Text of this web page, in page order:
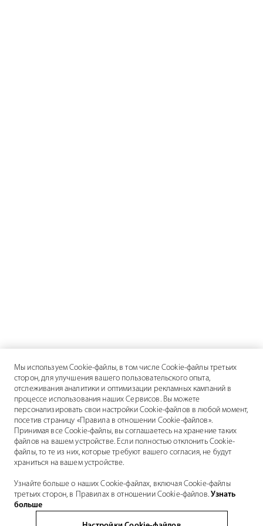
Мы используем Cookie-файлы, в том числе Cookie-файлы третьих
сторон, для улучшения вашего пользовательского опыта,
отслеживания аналитики и оптимизации рекламных кампаний в
процессе использования наших Сервисов. Вы можете
персонализировать свои настройки Cookie-файлов в любой момент,
посетив страницу «Правила в отношении Cookie-файлов».
Принимая все Cookie-файлы, вы соглашаетесь на хранение таких
файлов на вашем устройстве. Если полностью отклонить Cookie-
файлы, то те из них, которые требуют вашего согласия, не будут
храниться на вашем устройстве.
Узнайте больше о наших Cookie-файлах, включая Cookie-файлы
третьих сторон, в Правилах в отношении Cookie-файлов.Узнать
больше